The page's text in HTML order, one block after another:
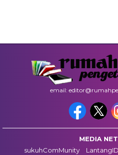
email:
MEDIA
sukuhComMunity
LantangID